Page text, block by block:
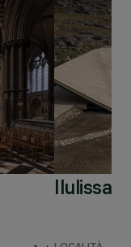
Ilulissat